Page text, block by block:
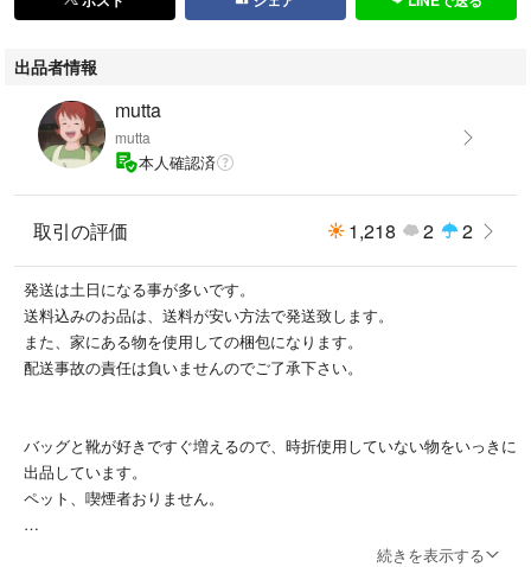
出品者情報
mutta
mutta
本人確認済
取引の評価 1,218 2 2
発送は土日になる事が多いです。
送料込みのお品は、送料が安い方法で発送致します。
また、家にある物を使用しての梱包になります。
配送事故の責任は負いませんのでご了承下さい。
バッグと靴が好きですぐ増えるので、時折使用していない物をいっきに
出品しています。
ペット、喫煙者おりません。
続きを表示する